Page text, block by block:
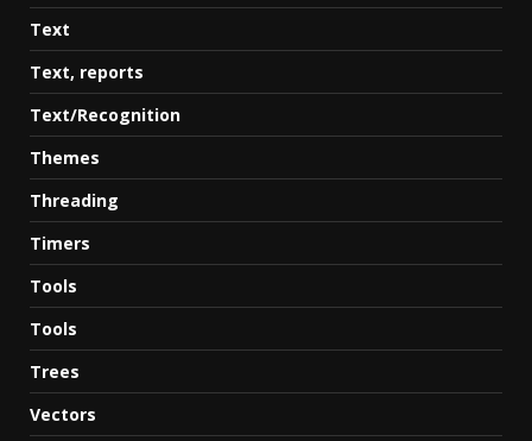
Text
Text, reports
Text/Recognition
Themes
Threading
Timers
Tools
Tools
Trees
Vectors